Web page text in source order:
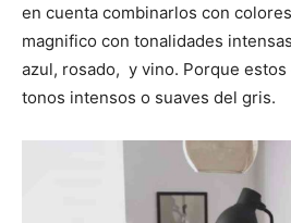
en cuenta combinarlos con
magnifico con tonalidades
azul, rosado, y vino. Porque
tonos intensos o suaves del gris.